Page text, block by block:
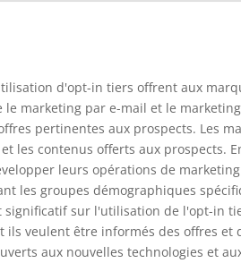
d'opt-in tiers offrent aux
le marketing par e-mail et le
pertinentes aux prospects. Les
les contenus offerts aux prospects.
leurs opérations de
les groupes démographiques
sur l'utilisation de l'opt-in
veulent être informés des offres
aux nouvelles technologies et